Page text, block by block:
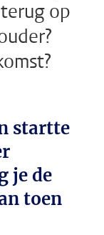
op
startte
je de
toen